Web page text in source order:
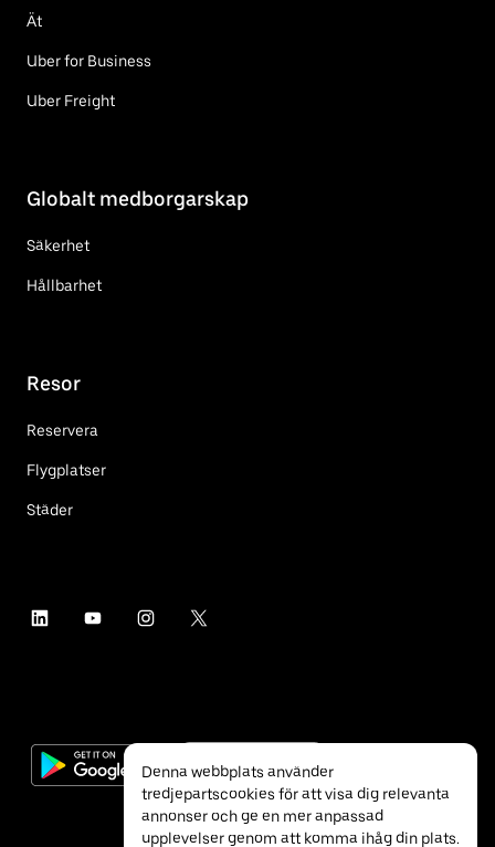
Ät
Uber for Business
Uber Freight
Globalt medborgarskap
Säkerhet
Hållbarhet
Resor
Reservera
Flygplatser
Städer
Denna webbplats använder
tredjepartscookies för att visa dig relevanta
annonser och ge en mer anpassad
upplevelser genom att komma ihåg din plats.